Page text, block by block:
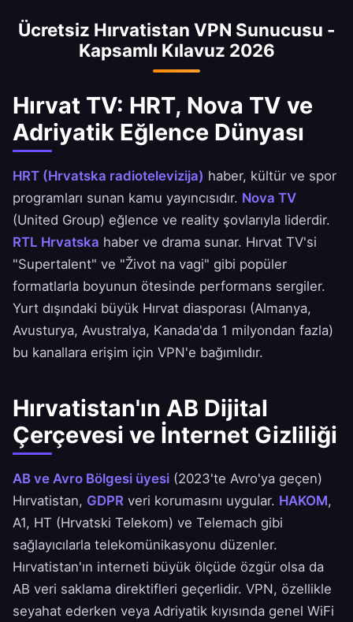
ülkelerinde yaşayan Hırvat vatandaşları için
vazgeçilmez.
Ücretsiz Hırvatistan VPN Sunucusu -
Kapsamlı Kılavuz 2026
Hırvat TV: HRT, Nova TV ve
Adriyatik Eğlence Dünyası
HRT (Hrvatska radiotelevizija) haber, kültür ve spor
programları sunan kamu yayıncısıdır. Nova TV
(United Group) eğlence ve reality şovlarıyla liderdir.
RTL Hrvatska haber ve drama sunar. Hırvat TV'si
"Supertalent" ve "Život na vagi" gibi popüler
formatlarla boyunun ötesinde performans sergiler.
Yurt dışındaki büyük Hırvat diasporası (Almanya,
Avusturya, Avustralya, Kanada'da 1 milyondan fazla)
bu kanallara erişim için VPN'e bağımlıdır.
Hırvatistan'ın AB Dijital
Çerçevesi ve İnternet Gizliliği
AB ve Avro Bölgesi üyesi (2023'te Avro'ya geçen)
Hırvatistan, GDPR veri korumasını uygular. HAKOM,
A1, HT (Hrvatski Telekom) ve Telemach gibi
sağlayıcılarla telekomünikasyonu düzenler.
Hırvatistan'ın interneti büyük ölçüde özgür olsa da
AB veri saklama direktifleri geçerlidir. VPN, özellikle
seyahat ederken veya Adriyatik kıyısında genel WiFi